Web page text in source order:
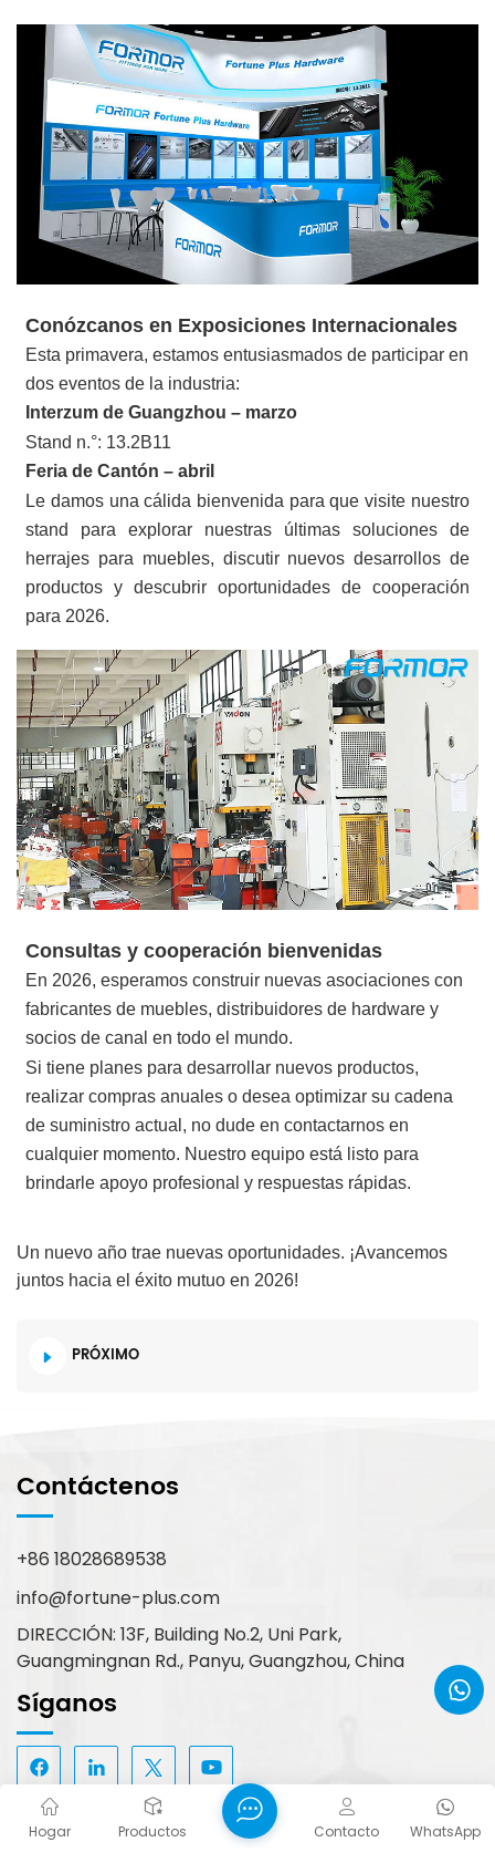
Conózcanos en Exposiciones Internacionales
Esta primavera, estamos entusiasmados de participar en
dos eventos de la industria:
Interzum de Guangzhou – marzo
Stand n.°: 13.2B11
Feria de Cantón – abril
Le damos una cálida bienvenida para que visite nuestro
stand para explorar nuestras últimas soluciones de
herrajes para muebles, discutir nuevos desarrollos de
productos y descubrir oportunidades de cooperación
para 2026.
Consultas y cooperación bienvenidas
En 2026, esperamos construir nuevas asociaciones con
fabricantes de muebles, distribuidores de hardware y
socios de canal en todo el mundo.
Si tiene planes para desarrollar nuevos productos,
realizar compras anuales o desea optimizar su cadena
de suministro actual, no dude en contactarnos en
cualquier momento. Nuestro equipo está listo para
brindarle apoyo profesional y respuestas rápidas.
Un nuevo año trae nuevas oportunidades. ¡Avancemos
juntos hacia el éxito mutuo en 2026!
PRÓXIMO
Contáctenos
+86 18028689538
info@fortune-plus.com
DIRECCIÓN: 13F, Building No.2, Uni Park,
Guangmingnan Rd., Panyu, Guangzhou, China
Síganos
Hogar Productos WhatsApp
Contacto